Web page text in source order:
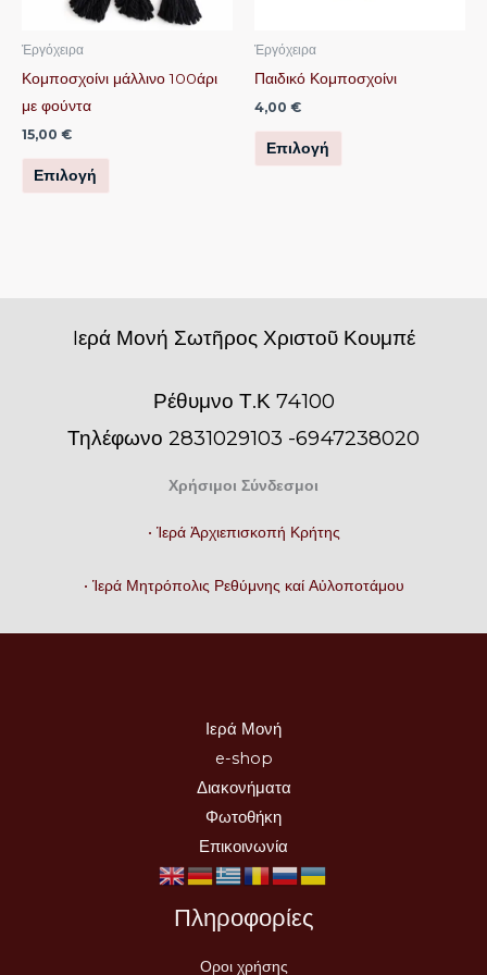
Ἐργόχειρα
Κομποσχοίνι μάλλινο 100άρι
με φούντα
15,00 €
Επιλογή
επιλογές
να
σελίδα
Ἐργόχειρα
Παιδικό Κομποσχοίνι
4,00 €
Επιλογή
να
στη
Iερά Μονή Σωτῆρος Χριστοῦ Κουμπέ
Ρέθυμνο Τ.Κ 74100
Τηλέφωνο 2831029103 -6947238020
Χρήσιμοι Σύνδεσμοι
• Ἱερά Ἀρχιεπισκοπή Κρήτης
• Ἱερά Μητρόπολις Ρεθύμνης καί Αὐλοποτάμου
Ιερά Μονή
e-shop
Διακονήματα
Φωτοθήκη
Επικοινωνία
Πληροφορίες
Οροι χρήσης